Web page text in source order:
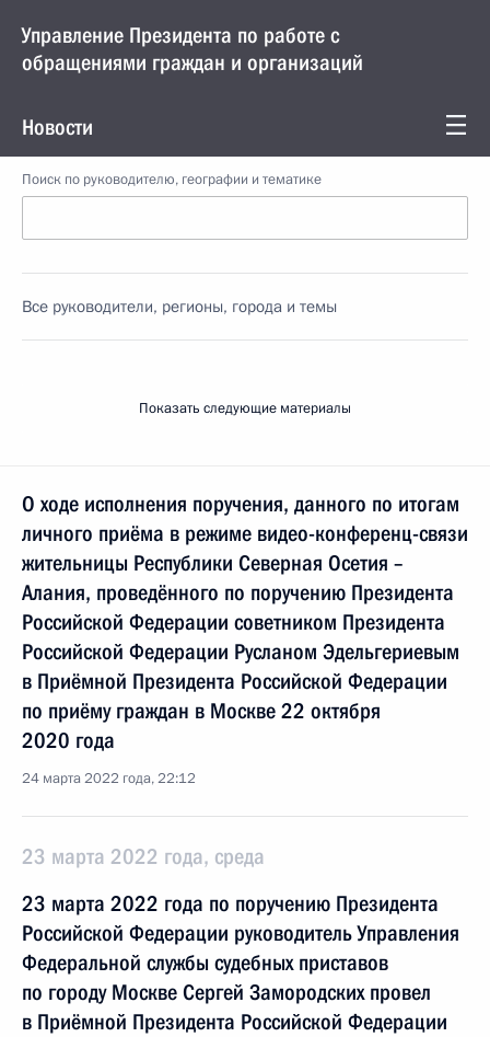
Управление Президента по работе с
обращениями граждан и организаций
Новости
Поиск по руководителю, географии и тематике
Все руководители, регионы, города и темы
Показать следующие материалы
О ходе исполнения поручения, данного по итогам
личного приёма в режиме видео-конференц-связи
жительницы Республики Северная Осетия –
Алания, проведённого по поручению Президента
Российской Федерации советником Президента
Российской Федерации Русланом Эдельгериевым
в Приёмной Президента Российской Федерации
по приёму граждан в Москве 22 октября
2020 года
24 марта 2022 года, 22:12
23 марта 2022 года, среда
23 марта 2022 года по поручению Президента
Российской Федерации руководитель Управления
Федеральной службы судебных приставов
по городу Москве Сергей Замородских провел
в Приёмной Президента Российской Федерации